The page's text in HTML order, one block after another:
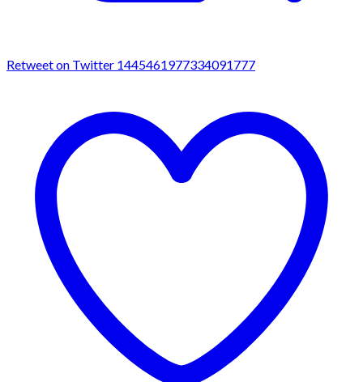
Retweet on Twitter 1445461977334091777